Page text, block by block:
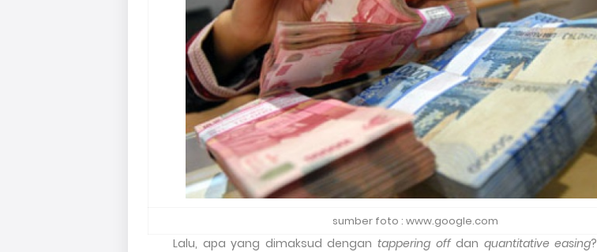
sumber foto : www.google.com
Lalu, apa yang dimaksud dengan tappering offdan quantitative easing?